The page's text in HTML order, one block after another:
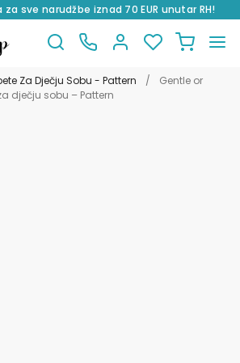
sve narudžbe iznad 70 EUR unutar RH!
Za Dječju Sobu - Pattern /
Gentle or
dječju sobu – Pattern